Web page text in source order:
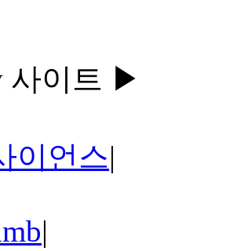
사이트 ▶
이언스|
|